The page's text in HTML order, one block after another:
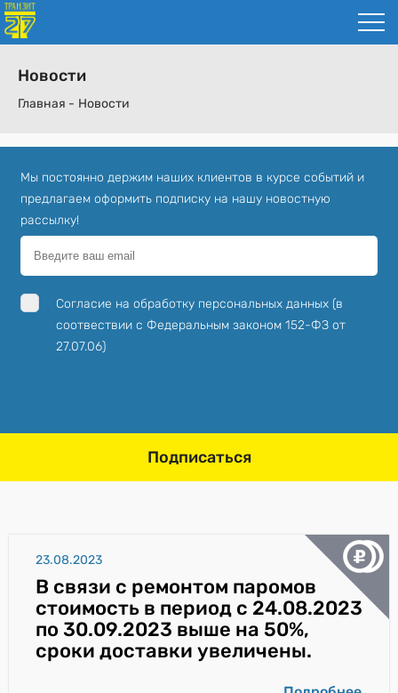
Новости
Главная - Новости
Мы постоянно держим наших клиентов в курсе событий и
предлагаем оформить подписку на нашу новостную
рассылку!
Согласие на обработку персональных данных (в
соотвествии с Федеральным законом 152-ФЗ от
27.07.06)
Подписаться
23.08.2023
В связи с ремонтом паромов
стоимость в период с 24.08.2023
по 30.09.2023 выше на 50%,
сроки доставки увеличены.